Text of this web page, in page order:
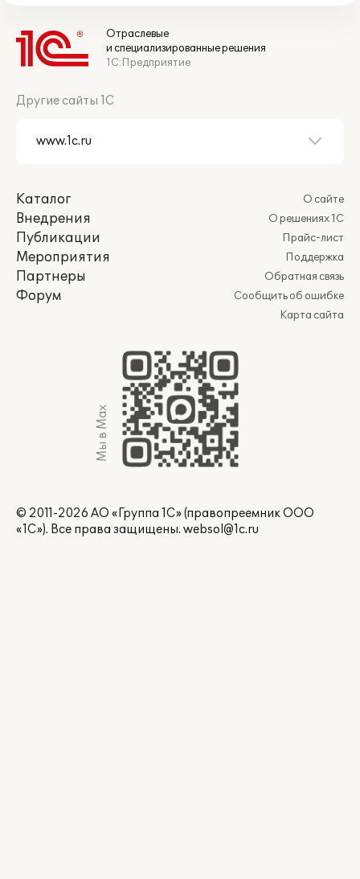
Отраслевые
и специализированные решения
1С:Предприятие
Другие сайты 1С
Каталог
Внедрения
Публикации
Мероприятия
Партнеры
Форум
О сайте
О решениях 1С
Прайс-лист
Поддержка
Обратная связь
Сообщить об ошибке
Карта сайта
Мы в Max
© 2011-2026 АО «Группа 1С» (правопреемник ООО
«1С»). Все права защищены. websol@1c.ru